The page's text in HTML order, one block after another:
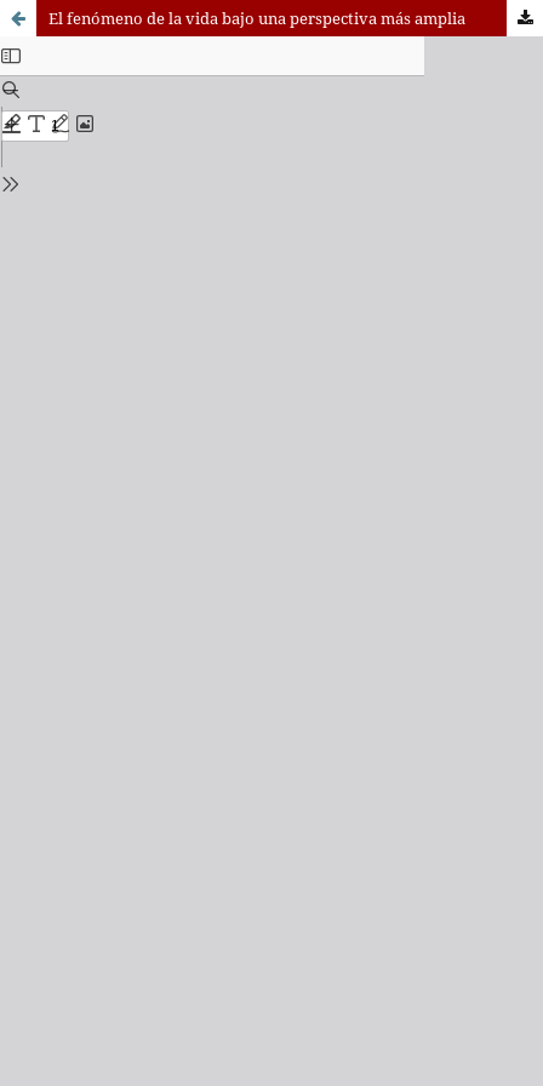
El fenómeno de la vida bajo una perspectiva más amplia